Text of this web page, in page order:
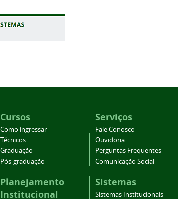
Cursos
Como ingressar
Técnicos
Graduação
Pós-graduação
Planejamento
Institucional
Serviços
Fale Conosco
Ouvidoria
Perguntas Frequentes
Comunicação Social
Sistemas
Sistemas Institucionais